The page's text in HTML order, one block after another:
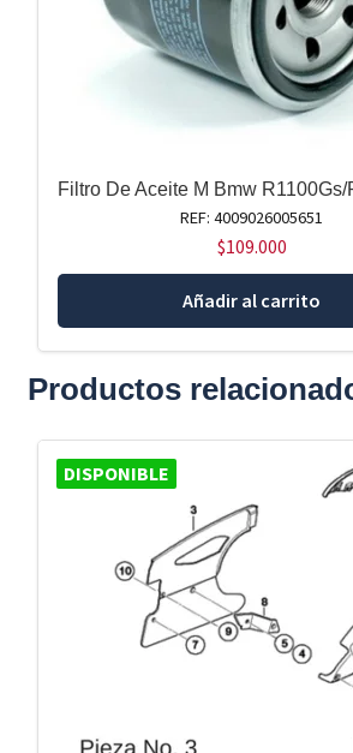
Filtro De Aceite M Bmw R1100Gs/
REF: 4009026005651
$109.000
Añadir al carrito
Productos
DISPONIBLE